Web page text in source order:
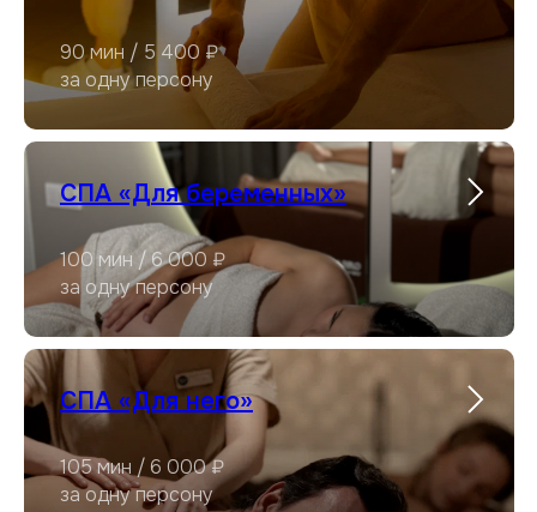
90 мин / 5 400 ₽
за одну персону
СПА «Для беременных»
100 мин / 6 000 ₽
за одну персону
СПА «Для него»
105 мин / 6 000 ₽
за одну персону